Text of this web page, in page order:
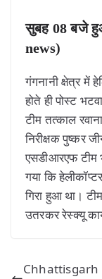
सुबह 08 बजे
news)
गंगनानी क्षेत्र में
होते ही पोस्ट
टीम तत्काल
निरीक्षक पुष्कर
एसडीआरएफ टीम
गया कि
गिरा हुआ था।
उतरकर रेस्क्यू
Chhattisgarh